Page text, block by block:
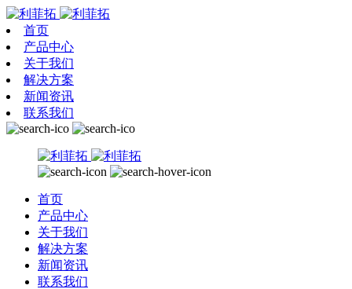
首页
产品中心
关于我们
解决方案
新闻资讯
联系我们
首页
产品中心
关于我们
解决方案
新闻资讯
联系我们